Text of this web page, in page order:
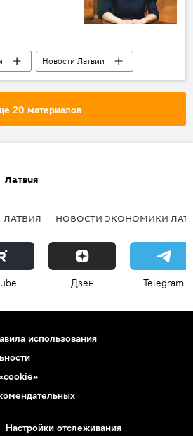
Новости Латвии
20 материалов
Латвия
ЛАТВИЯ НОВОСТИ ЭКОНОМИКИ
Дзен Telegram
использования
Настройки отслеживания